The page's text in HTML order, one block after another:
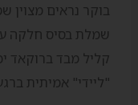
בוקר נראים מצוין
שמלת בסיס חלקה
קליל מבד ברוקאד
"ליידי" אמיתית